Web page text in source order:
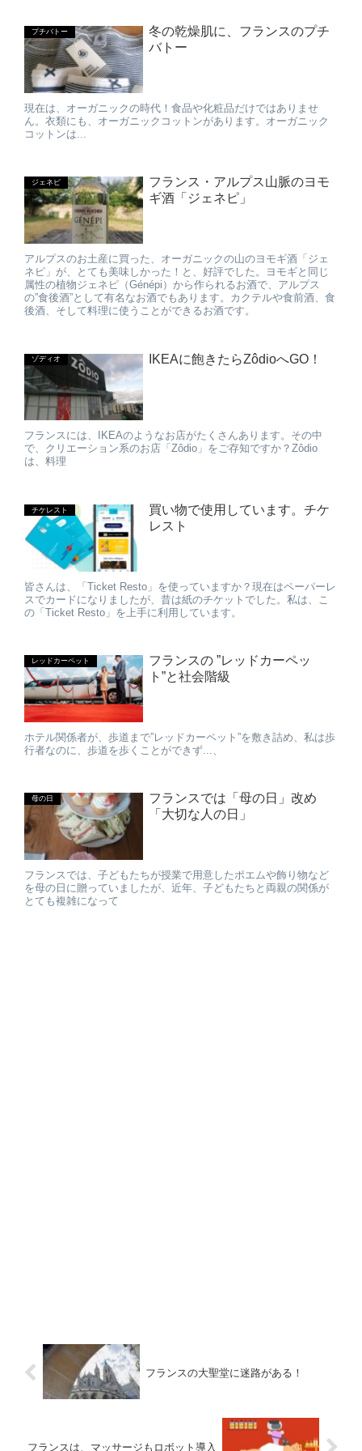
プチバトー
冬の乾燥肌に、フランスのプチ
バトー
現在は、オーガニックの時代！食品や化粧品だけではありませ
ん。衣類にも、オーガニックコットンがあります。オーガニック
コットンは...
ジェネピ
フランス・アルプス山脈のヨモ
ギ酒「ジェネピ」
アルプスのお土産に買った、オーガニックの山のヨモギ酒「ジェ
ネピ」が、とても美味しかった！と、好評でした。ヨモギと同じ
属性の植物ジェネピ（Génépi）から作られるお酒で、アルプス
の”食後酒”として有名なお酒でもあります。カクテルや食前酒、食
後酒、そして料理に使うことができるお酒です。
ゾディオ IKEAに飽きたらZôdioへGO！
フランスには、IKEAのようなお店がたくさんあります。その中
で、クリエーション系のお店「Zôdio」をご存知ですか？Zôdio
は、料理
チケレスト
買い物で使用しています。チケ
レスト
皆さんは、「Ticket Resto」を使っていますか？現在はペーパーレ
スでカードになりましたが、昔は紙のチケットでした。私は、こ
の「Ticket Resto」を上手に利用しています。
レッドカーペット
フランスの ”レッドカーペッ
ト”と社会階級
ホテル関係者が、歩道まで”レッドカーペット”を敷き詰め、私は歩
行者なのに、歩道を歩くことができず...、
母の日
フランスでは「母の日」改め
「大切な人の日」
フランスでは、子どもたちが授業で用意したポエムや飾り物など
を母の日に贈っていましたが、近年、子どもたちと両親の関係が
とても複雑になって
フランスの大聖堂に迷路がある！
フランスは、マッサージもロボット導入